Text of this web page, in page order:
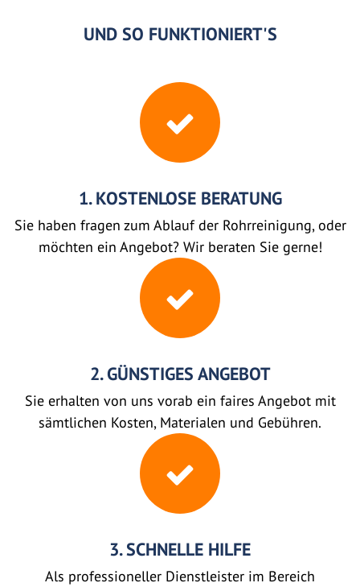
UND SO FUNKTIONIERT'S
1. KOSTENLOSE BERATUNG
Sie haben fragen zum Ablauf der Rohrreinigung, oder
möchten ein Angebot? Wir beraten Sie gerne!
2. GÜNSTIGES ANGEBOT
Sie erhalten von uns vorab ein faires Angebot mit
sämtlichen Kosten, Materialen und Gebühren.
3. SCHNELLE HILFE
Als professioneller Dienstleister im Bereich